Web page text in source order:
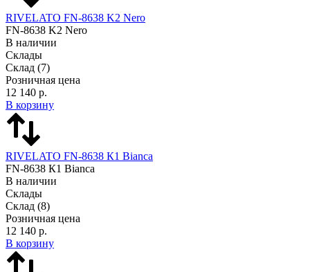
RIVELATO FN-8638 K2 Nero
FN-8638 K2 Nero
В наличии
Склады
Склад (7)
Розничная цена
12 140 р.
В корзину
RIVELATO FN-8638 К1 Bianca
FN-8638 К1 Bianca
В наличии
Склады
Склад (8)
Розничная цена
12 140 р.
В корзину